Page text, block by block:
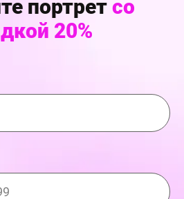
портрет со
20%